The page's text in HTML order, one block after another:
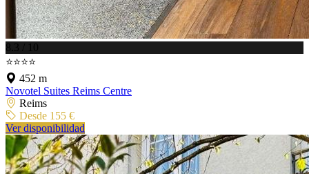
8.3 / 10
⭐⭐⭐⭐
452 m
Novotel Suites Reims Centre
Reims
Desde 155 €
Ver disponibilidad